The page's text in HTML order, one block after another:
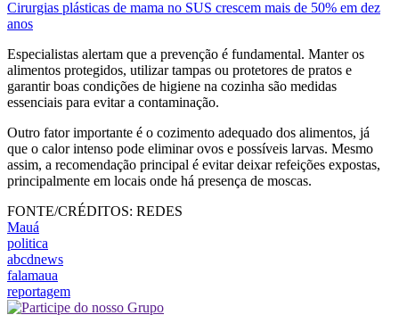
Cirurgias plásticas de mama no SUS crescem mais de 50% em dez
anos
Especialistas alertam que a prevenção é fundamental. Manter os
alimentos protegidos, utilizar tampas ou protetores de pratos e
garantir boas condições de higiene na cozinha são medidas
essenciais para evitar a contaminação.
Outro fator importante é o cozimento adequado dos alimentos, já
que o calor intenso pode eliminar ovos e possíveis larvas. Mesmo
assim, a recomendação principal é evitar deixar refeições expostas,
principalmente em locais onde há presença de moscas.
FONTE/CRÉDITOS: REDES
Mauá
politica
abcdnews
falamaua
reportagem